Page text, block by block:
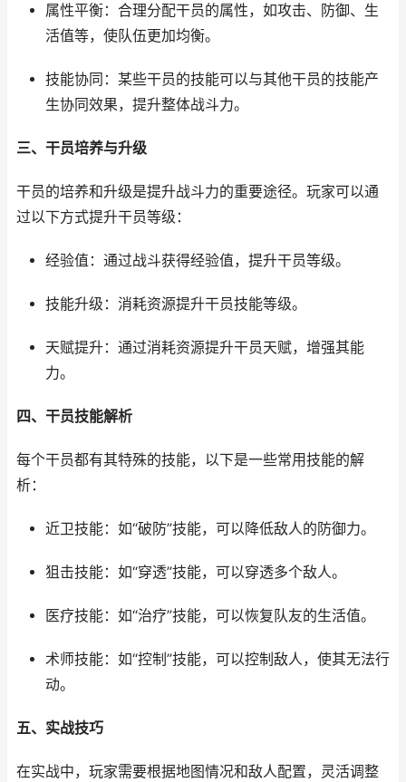
属性平衡：合理分配干员的属性，如攻击、防御、生
活值等，使队伍更加均衡。
技能协同：某些干员的技能可以与其他干员的技能产
生协同效果，提升整体战斗力。
三、干员培养与升级
干员的培养和升级是提升战斗力的重要途径。玩家可以通
过以下方式提升干员等级：
经验值：通过战斗获得经验值，提升干员等级。
技能升级：消耗资源提升干员技能等级。
天赋提升：通过消耗资源提升干员天赋，增强其能
力。
四、干员技能解析
每个干员都有其特殊的技能，以下是一些常用技能的解
析：
近卫技能：如“破防”技能，可以降低敌人的防御力。
狙击技能：如“穿透”技能，可以穿透多个敌人。
医疗技能：如“治疗”技能，可以恢复队友的生活值。
术师技能：如“控制”技能，可以控制敌人，使其无法行
动。
五、实战技巧
在实战中，玩家需要根据地图情况和敌人配置，灵活调整